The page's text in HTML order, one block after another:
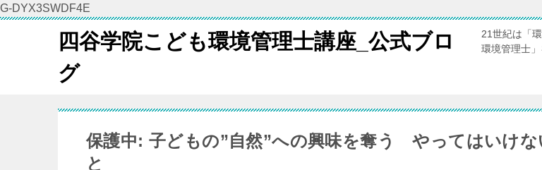
G-DYX3SWDF4E
四谷学院こども環境管理士講座_公式ブロ
グ
21世紀は「
環境管理士
保護中: 子どもの”自然”への興味を奪う やってはいけな
と